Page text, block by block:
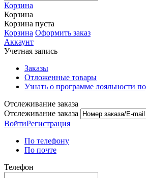
Корзина
Корзина
Корзина пуста
Корзина Оформить заказ
Аккаунт
Учетная запись
Заказы
Отложенные товары
Узнать о программе лояльности
Отслеживание заказа
Отслеживание заказа
ВойтиРегистрация
По телефону
По почте
Телефон